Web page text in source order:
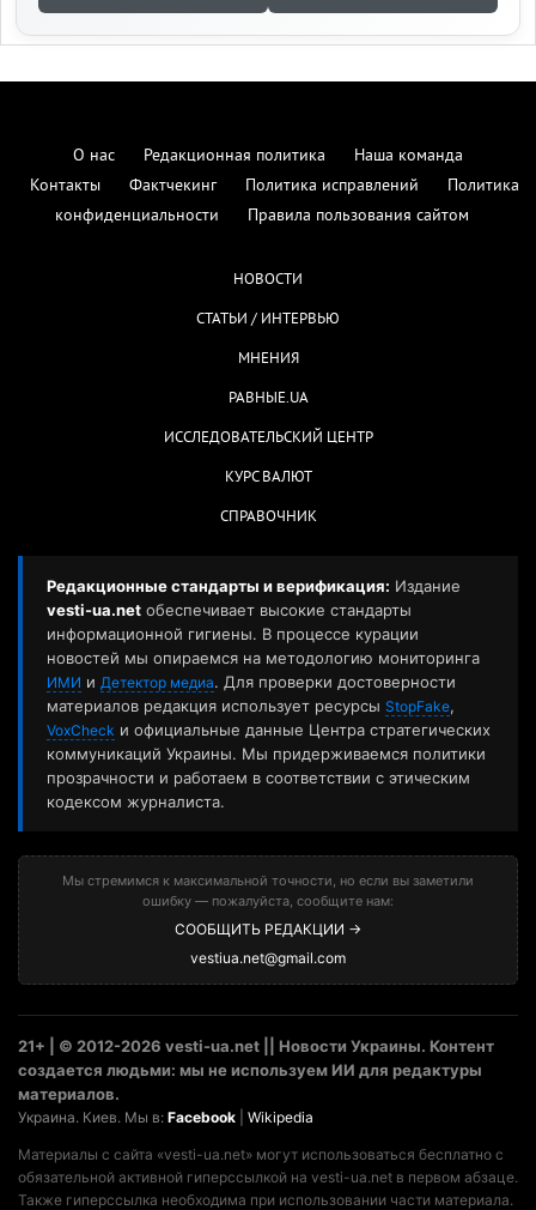
О нас Редакционная политика
Наша команда
Контакты
Фактчекинг Политика исправлений
Политика
конфиденциальности
Правила пользования сайтом
НОВОСТИ
СТАТЬИ / ИНТЕРВЬЮ
МНЕНИЯ
РАВНЫЕ.UA
ИССЛЕДОВАТЕЛЬСКИЙ ЦЕНТР
КУРС ВАЛЮТ
СПРАВОЧНИК
Редакционные стандарты и верификация: Издание
vesti-ua.net обеспечивает высокие стандарты
информационной гигиены. В процессе курации
новостей мы опираемся на методологию мониторинга
ИМИ и Детектор медиа. Для проверки достоверности
материалов редакция использует ресурсы StopFake,
VoxCheck и официальные данные Центра стратегических
коммуникаций Украины. Мы придерживаемся политики
прозрачности и работаем в соответствии с этическим
кодексом журналиста.
Мы стремимся к максимальной точности, но если вы заметили
ошибку — пожалуйста, сообщите нам:
СООБЩИТЬ РЕДАКЦИИ →
vestiua.net@gmail.com
21+ | © 2012-2026 vesti-ua.net || Новости Украины. Контент
создается людьми: мы не используем ИИ для редактуры
материалов.
Украина. Киев. Мы в: Facebook Wikipedia
Материалы с сайта «vesti-ua.net» могут использоваться бесплатно с
обязательной активной гиперссылкой на vesti-ua.net в первом абзаце.
Также гиперссылка необходима при использовании части материала.